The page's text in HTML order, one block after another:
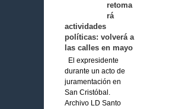
retoma
rá
actividades
políticas: volverá a
las calles en mayo
El expresidente
durante un acto de
juramentación en
San Cristóbal.
Archivo LD Santo